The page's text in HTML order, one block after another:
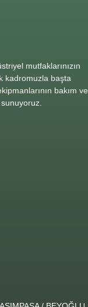
mutfaklarınızın
kadromuzla başta
bakım ve